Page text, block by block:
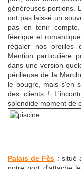
généreuses portions.
ont pas laissé un
pas en tenir
féerique et
régaler nos oreilles
Mention particulière
dans une version
périlleuse de la
le bougre, mais s'en
des clients !
splendide moment de
Palais de Fès : situé